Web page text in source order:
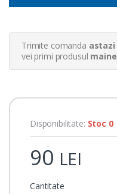
r
i
Trimite comanda astazi
vei primi produsul maine
Disponibilitate: Stoc 0
90 LEI
Cantitate